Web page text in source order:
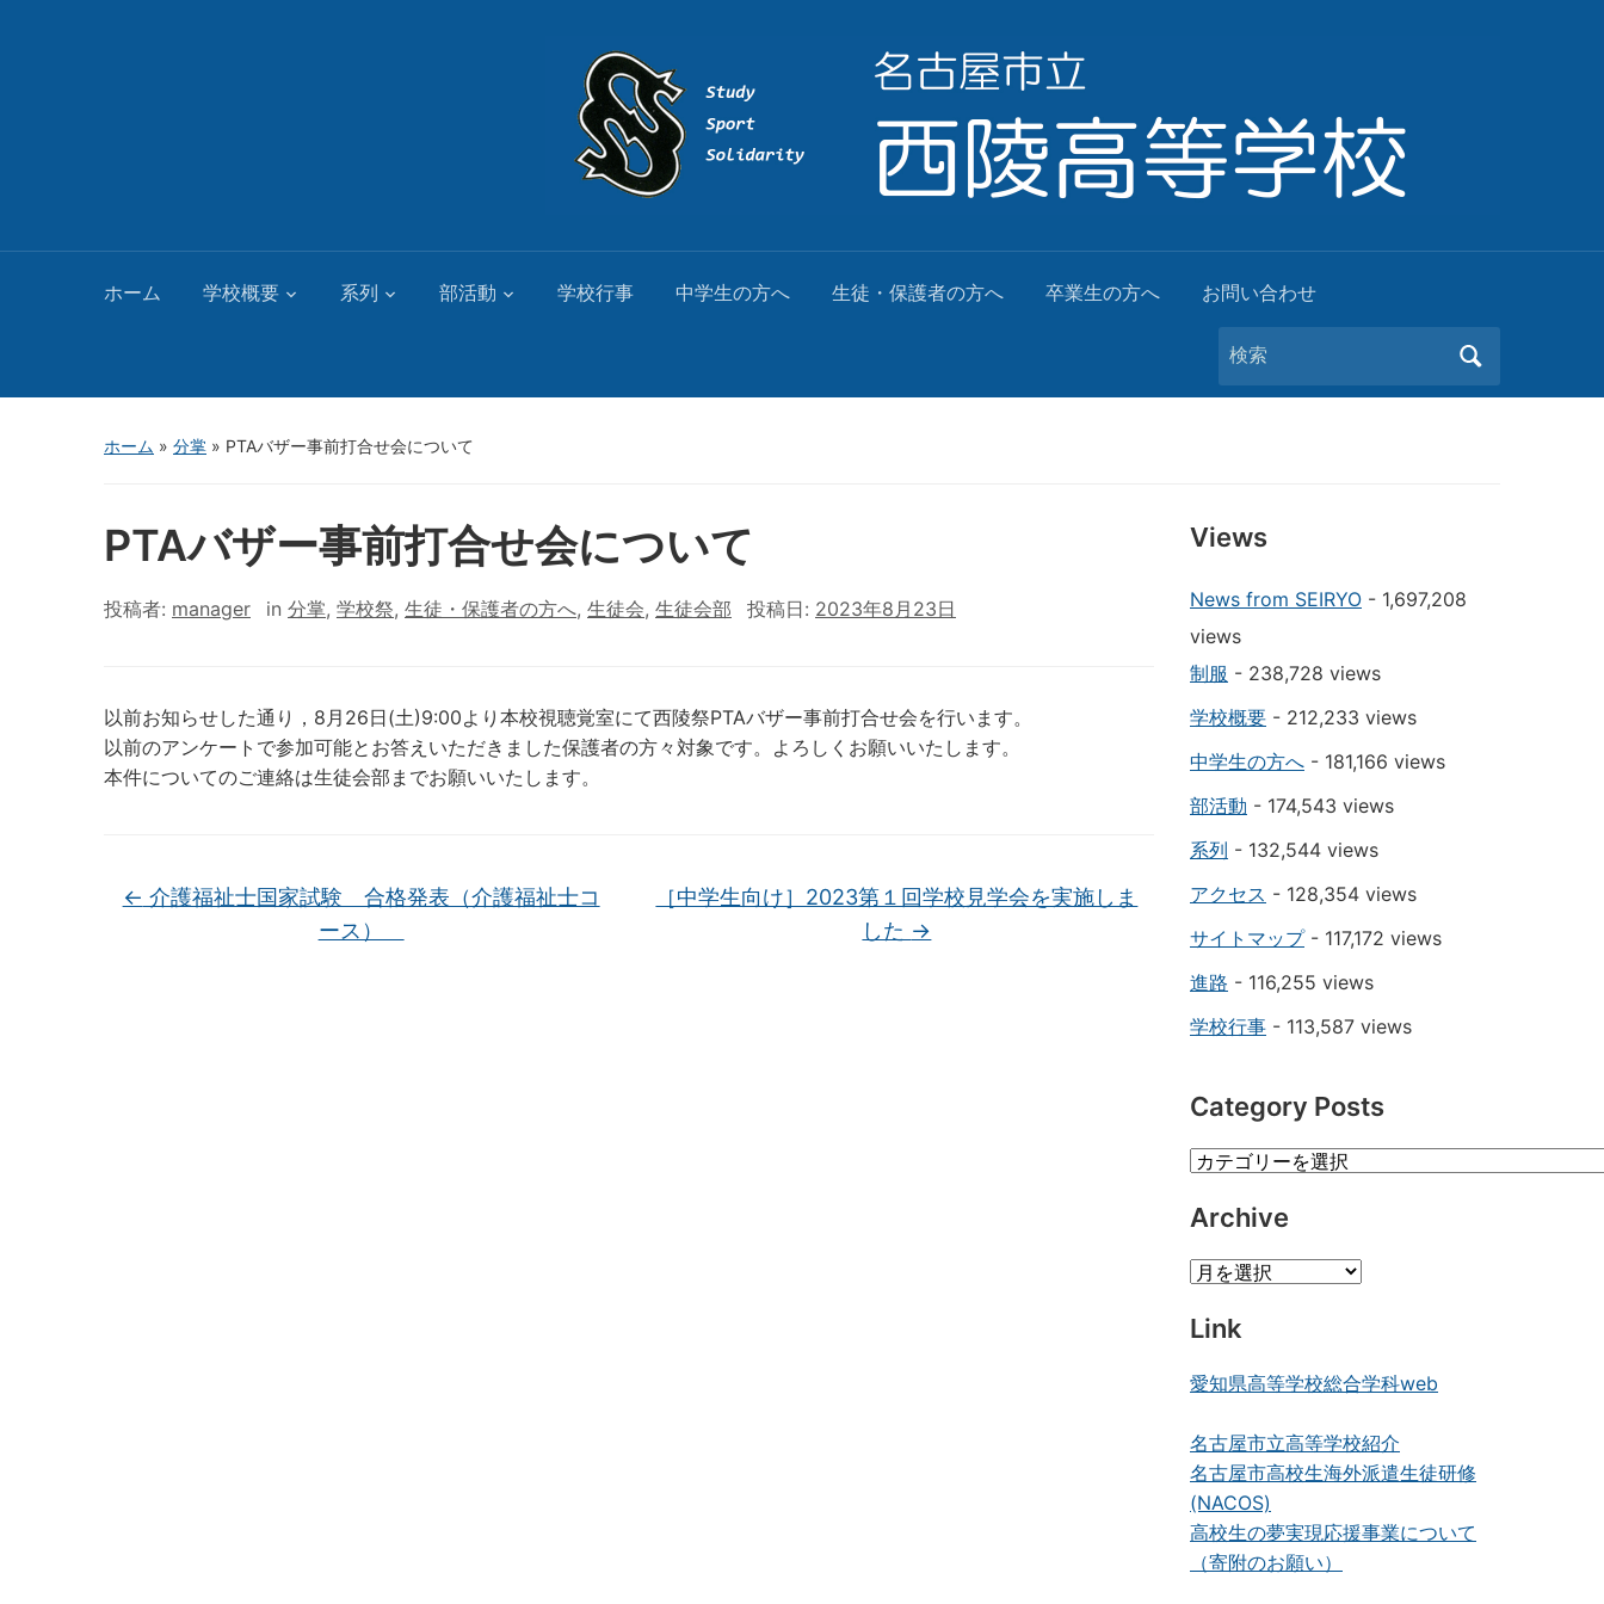
ホーム 学校概要 系列 部活動 学校行事 中学生の方へ 生徒・保護者の方へ 卒業生の方へ お問い合わせ
Search
for:
ホーム » 分掌 » PTAバザー事前打合せ会について
PTAバザー事前打合せ会について
投稿者: manager in 分掌, 学校祭, 生徒・保護者の方へ, 生徒会, 生徒会部 投稿日: 2023年8月23日
以前お知らせした通り，8月26日(土)9:00より本校視聴覚室にて西陵祭PTAバザー事前打合せ会を行います。
以前のアンケートで参加可能とお答えいただきました保護者の方々対象です。よろしくお願いいたします。
本件についてのご連絡は生徒会部までお願いいたします。
← 介護福祉士国家試験 合格発表（介護福祉士コ
ース）
［中学生向け］2023第１回学校見学会を実施しま
した →
Views
News from SEIRYO - 1,697,208
views
制服 - 238,728 views
学校概要 - 212,233 views
中学生の方へ - 181,166 views
部活動 - 174,543 views
系列 - 132,544 views
アクセス - 128,354 views
サイトマップ- 117,172 views
進路 - 116,255 views
学校行事 - 113,587 views
Category Posts
Category
Archive
Archive
Link
愛知県高等学校総合学科web
名古屋市立高等学校紹介
名古屋市高校生海外派遣生徒研修
(NACOS)
高校生の夢実現応援事業について
（寄附のお願い）